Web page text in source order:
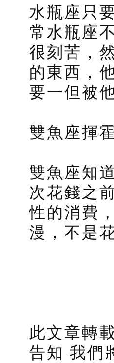
水瓶座只
常水瓶座
很刻苦，
的東西，
要一但被
雙魚座揮
雙魚座知
次花錢之
性的消費
漫，不是
此文章轉
告知 我們